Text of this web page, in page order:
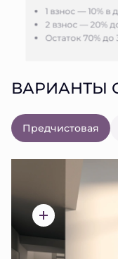
1 взнос — 10% в
2 взнос — 20%
Остаток 70% до
ВАРИАНТЫ
Предчистовая